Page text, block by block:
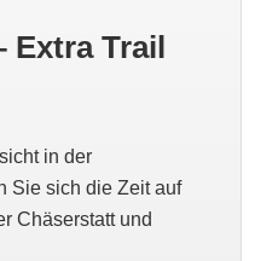
Extra Trail
in der
Sie sich die Zeit auf
Chäserstatt und